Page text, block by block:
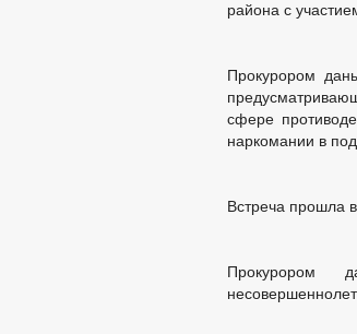
района с
Прокурором
сфере
наркомании в
Встреча прошла
Прокурором